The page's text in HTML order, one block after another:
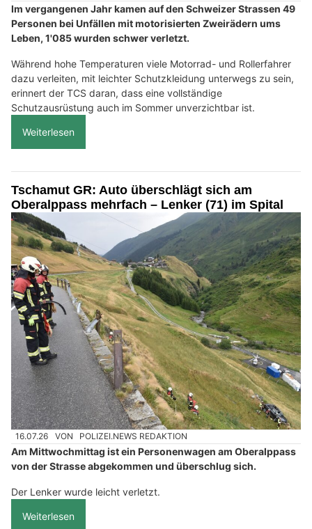
Im vergangenen Jahr kamen auf den Schweizer Strassen 49
Personen bei Unfällen mit motorisierten Zweirädern ums
Leben, 1'085 wurden schwer verletzt.
Während hohe Temperaturen viele Motorrad- und Rollerfahrer
dazu verleiten, mit leichter Schutzkleidung unterwegs zu sein,
erinnert der TCS daran, dass eine vollständige
Schutzausrüstung auch im Sommer unverzichtbar ist.
Weiterlesen
Tschamut GR: Auto überschlägt sich am
Oberalppass mehrfach – Lenker (71) im Spital
16.07.26 VON POLIZEI.NEWS REDAKTION
Am Mittwochmittag ist ein Personenwagen am Oberalppass
von der Strasse abgekommen und überschlug sich.
Der Lenker wurde leicht verletzt.
Weiterlesen